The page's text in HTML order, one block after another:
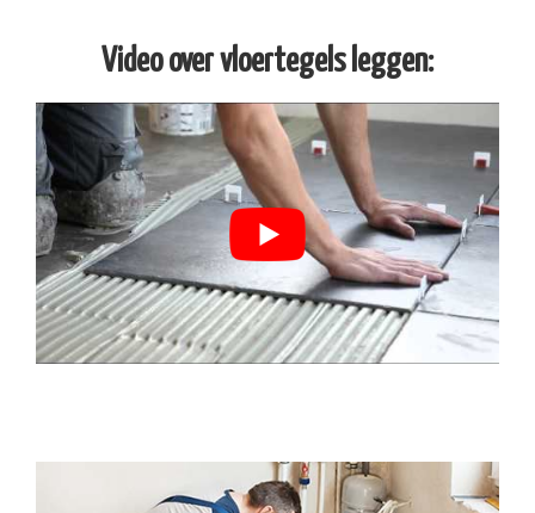
Video over vloertegels leggen: